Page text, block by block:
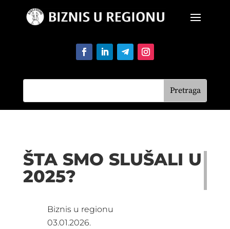
ŠTA SMO SLUŠALI U
2025?
Biznis u regionu
03.01.2026.